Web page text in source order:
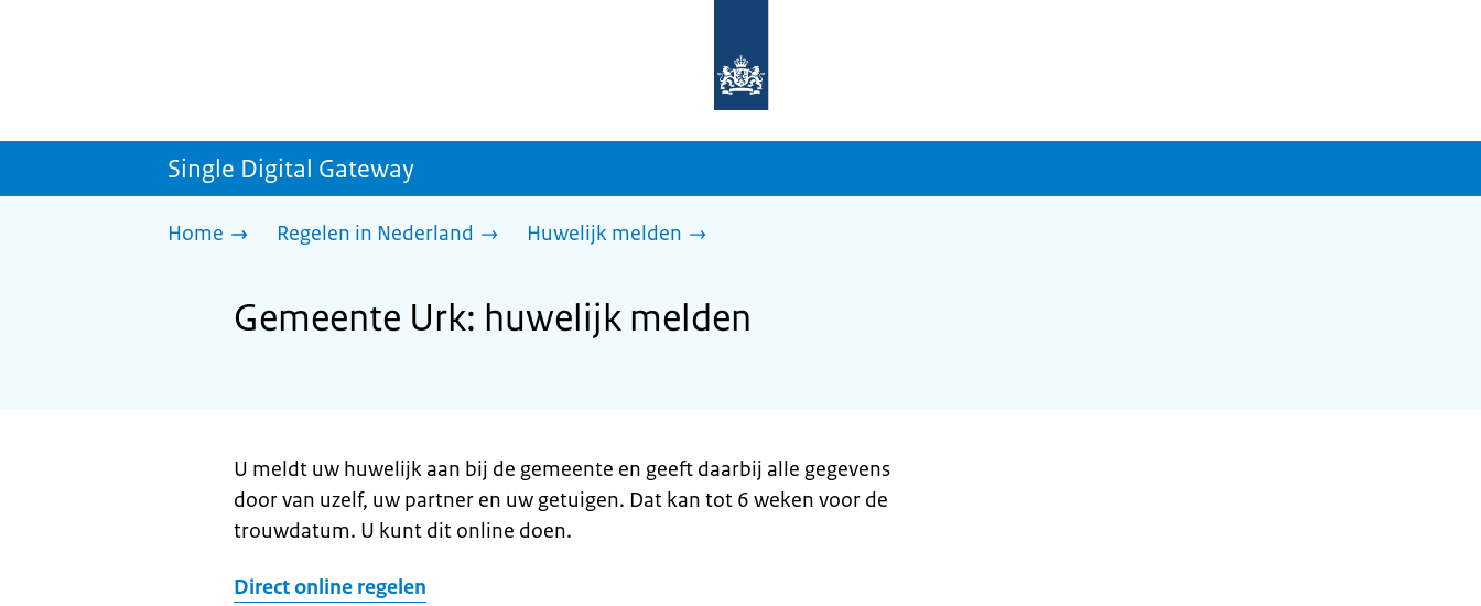
homepage
sdg.rijksoverheid.nl
Single Digital Gateway
Home Regelen in Nederland Huwelijk melden
Gemeente Urk: huwelijk melden
U meldt uw huwelijk aan bij de gemeente en geeft daarbij alle gegevens
door van uzelf, uw partner en uw getuigen. Dat kan tot 6 weken voor de
trouwdatum. U kunt dit online doen.
Direct online regelen